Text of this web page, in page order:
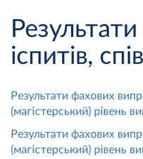
іспитів,
Результати фахових
(магістерський) рівень
Результати фахових
(магістерський) рівень